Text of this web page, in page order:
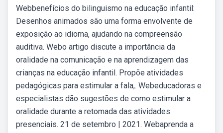
Webbenefícios do bilinguismo na educação infantil:
Desenhos animados são uma forma envolvente de
exposição ao idioma, ajudando na compreensão
auditiva. Webo artigo discute a importância da
oralidade na comunicação e na aprendizagem das
crianças na educação infantil. Propõe atividades
pedagógicas para estimular a fala,. Webeducadoras e
especialistas dão sugestões de como estimular a
oralidade durante a retomada das atividades
presenciais. 21 de setembro | 2021. Webaprenda a